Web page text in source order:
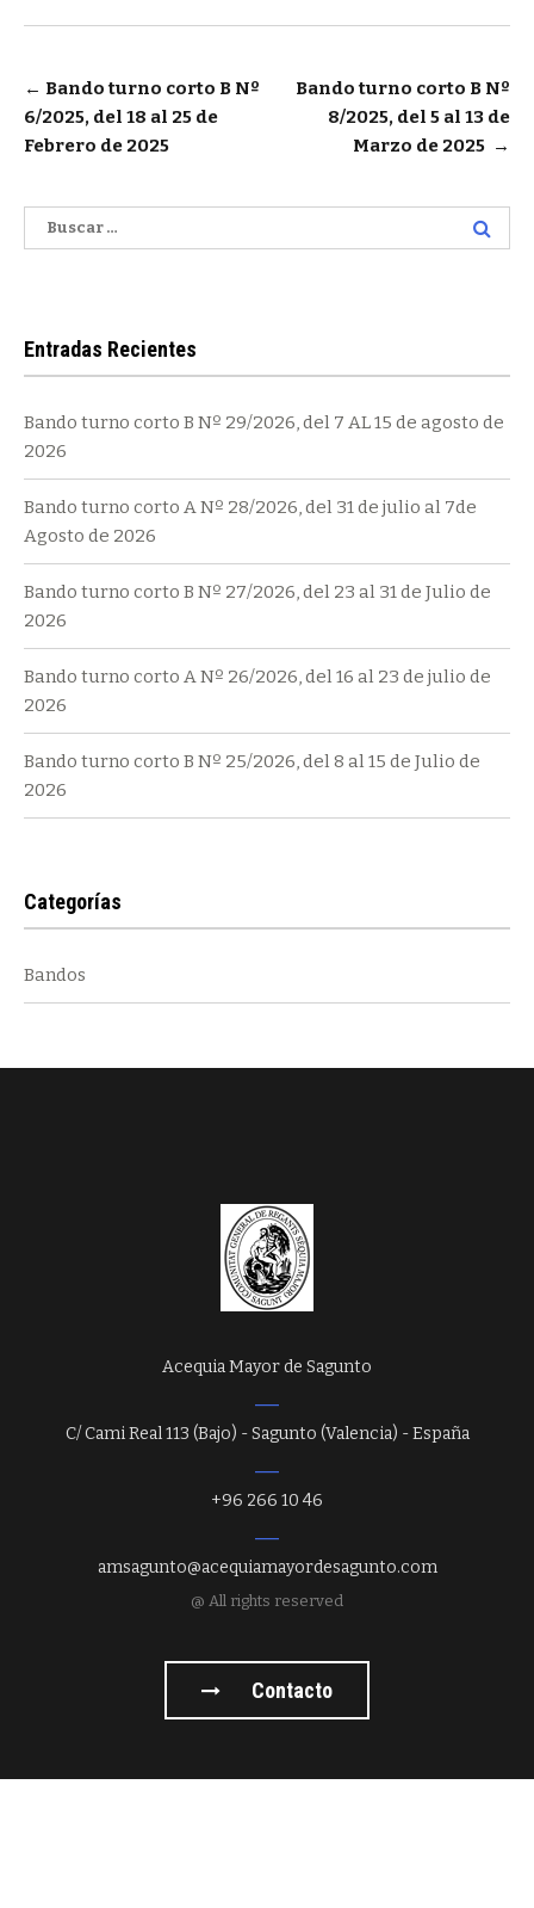
Navegación
de
← Bando turno corto B Nº
6/2025, del 18 al 25 de
Febrero de 2025
Bando turno corto B Nº
8/2025, del 5 al 13 de
Marzo de 2025 →
Buscar:
Entradas Recientes
Bando turno corto B Nº 29/2026, del 7 AL 15 de agosto de
2026
Bando turno corto A Nº 28/2026, del 31 de julio al 7de
Agosto de 2026
Bando turno corto B Nº 27/2026, del 23 al 31 de Julio de
2026
Bando turno corto A Nº 26/2026, del 16 al 23 de julio de
2026
Bando turno corto B Nº 25/2026, del 8 al 15 de Julio de
2026
Categorías
Bandos
Acequia Mayor de Sagunto
C/ Cami Real 113 (Bajo) - Sagunto (Valencia) - España
+96 266 10 46
amsagunto@acequiamayordesagunto.com
@ All rights reserved
Contacto